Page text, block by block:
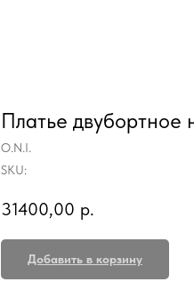
Платье двубортное
O.N.I.
SKU:
31400,00 р.
Добавить в корзину